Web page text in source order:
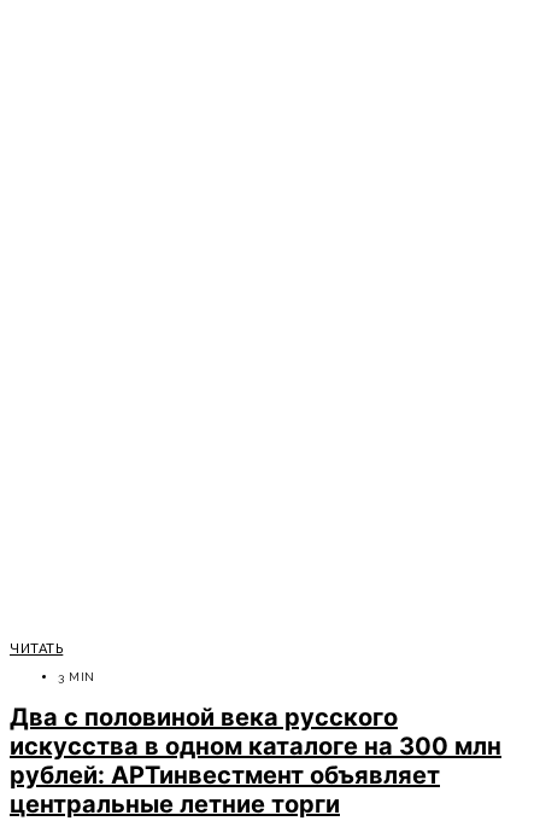
ЧИТАТЬ
3 MIN
Два с половиной века русского
искусства в одном каталоге на 300 млн
рублей: АРТинвестмент объявляет
центральные летние торги